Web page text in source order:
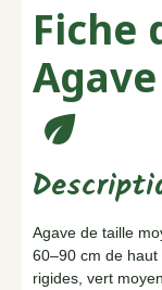
Fiche
eco
Agave de taille
60–90 cm de
rigides, vert